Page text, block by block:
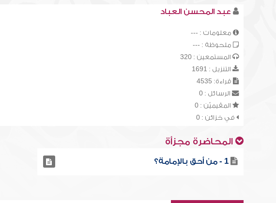
عبد المحسن العباد
معلومات : ---
ملحوظة : ---
المستمعين : 320
التنزيل : 1691
قراءة: 4535
الرسائل : 0
المقيميّن : 0
في خزائن : 0
المحاضرة مجزأة
1 - من أحق بالإمامة؟